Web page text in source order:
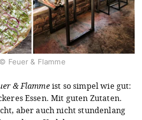
© Feuer & Flamme
& Flammeist so simpel wie gut:
Essen. Mit guten Zutaten.
aber auch nicht stundenlang